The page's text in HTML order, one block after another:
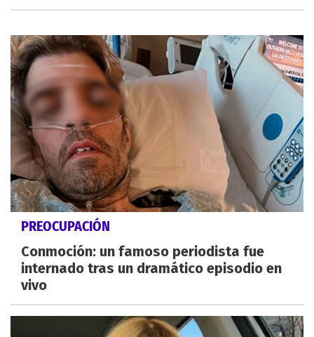
PREOCUPACIÓN
Conmoción: un famoso periodista fue
internado tras un dramático episodio en
vivo